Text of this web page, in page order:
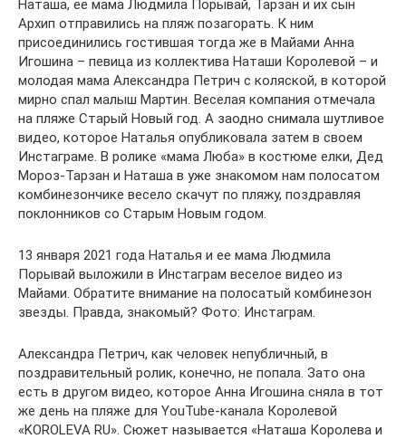
Наташа, ее мама Людмила Порывай, Тарзан и их сын
Архип отправились на пляж позагорать. К ним
присоединились гостившая тогда же в Майами Анна
Игошина – певица из коллектива Наташи Королевой – и
молодая мама Александра Петрич с коляской, в которой
мирно спал малыш Мартин. Веселая компания отмечала
на пляже Старый Новый год. А заодно снимала шутливое
видео, которое Наталья опубликовала затем в своем
Инстаграме. В ролике «мама Люба» в костюме елки, Дед
Мороз-Тарзан и Наташа в уже знакомом нам полосатом
комбинезончике весело скачут по пляжу, поздравляя
поклонников со Старым Новым годом.
13 января 2021 года Наталья и ее мама Людмила
Порывай выложили в Инстаграм веселое видео из
Майами. Обратите внимание на полосатый комбинезон
звезды. Правда, знакомый? Фото: Инстаграм.
Александра Петрич, как человек непубличный, в
поздравительный ролик, конечно, не попала. Зато она
есть в другом видео, которое Анна Игошина сняла в тот
же день на пляже для YouTube-канала Королевой
«KOROLEVA RU». Сюжет называется «Наташа Королева и